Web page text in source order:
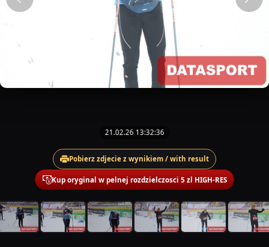
21.02.26 13:32:36
Pobierz zdjecie z wynikiem / with result
Kup oryginal w pelnej rozdzielczosci 5 zl HIGH-RES